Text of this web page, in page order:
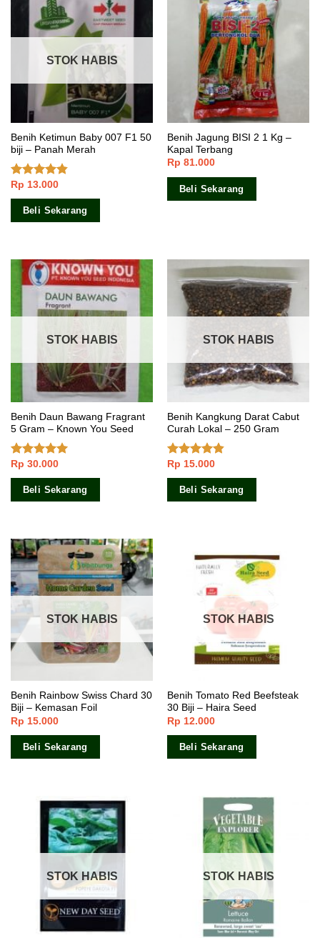
STOK HABIS
Benih Ketimun Baby 007 F1 50
biji – Panah Merah
Dinilai
4.50dari 5
Rp 13.000
Beli Sekarang
Benih Jagung BISI 2 1 Kg –
Kapal Terbang
Rp 81.000
Beli Sekarang
STOK HABIS
Benih Daun Bawang Fragrant
5 Gram – Known You Seed
Dinilai5.00
dari 5
Rp 30.000
Beli Sekarang
STOK HABIS
Benih Kangkung Darat Cabut
Curah Lokal – 250 Gram
Dinilai
4.50dari 5
Rp 15.000
Beli Sekarang
STOK HABIS
Benih Rainbow Swiss Chard 30
Biji – Kemasan Foil
Rp 15.000
Beli Sekarang
STOK HABIS
Benih Tomato Red Beefsteak
30 Biji – Haira Seed
Rp 12.000
Beli Sekarang
STOK HABIS STOK HABIS